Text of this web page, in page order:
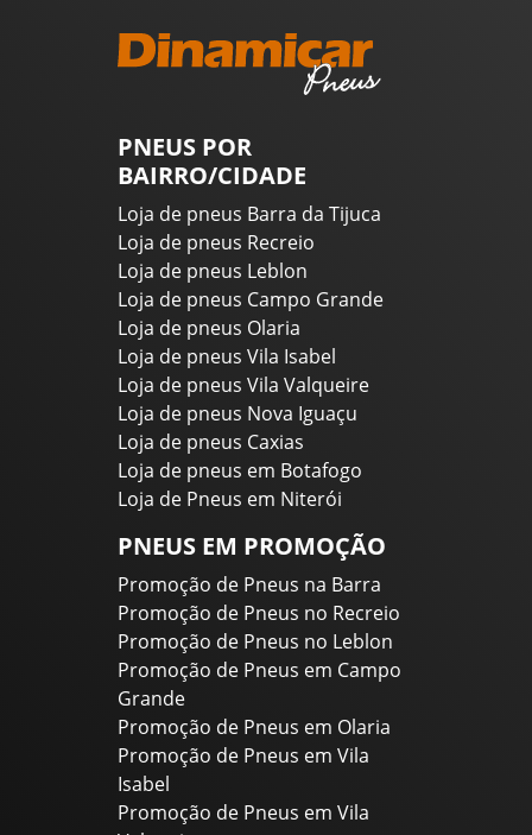
PNEUS POR
BAIRRO/CIDADE
Loja de pneus Barra da Tijuca
Loja de pneus Recreio
Loja de pneus Leblon
Loja de pneus Campo Grande
Loja de pneus Olaria
Loja de pneus Vila Isabel
Loja de pneus Vila Valqueire
Loja de pneus Nova Iguaçu
Loja de pneus Caxias
Loja de pneus em Botafogo
Loja de Pneus em Niterói
PNEUS EM PROMOÇÃO
Promoção de Pneus na Barra
Promoção de Pneus no Recreio
Promoção de Pneus no Leblon
Promoção de Pneus em Campo
Grande
Promoção de Pneus em Olaria
Promoção de Pneus em Vila
Isabel
Promoção de Pneus em Vila